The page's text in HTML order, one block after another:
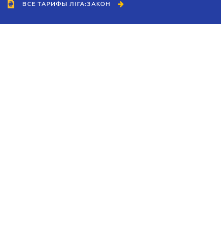
ВСЕ ТАРИФЫ ЛІГА:ЗАКОН